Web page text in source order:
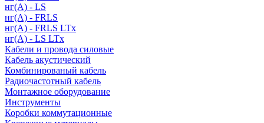
нг(A) - LS
нг(А) - FRLS
нг(А) - FRLS LTx
нг(А) - LS LTx
Кабели и провода силовые
Кабель акустический
Комбинированый кабель
Радиочастотный кабель
Монтажное оборудование
Инструменты
Коробки коммутационные